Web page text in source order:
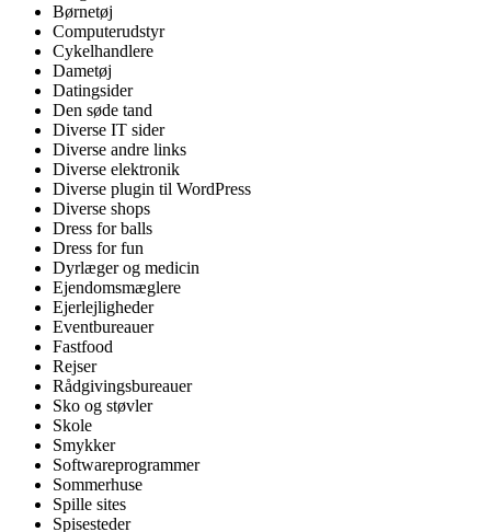
Børnetøj
Computerudstyr
Cykelhandlere
Dametøj
Datingsider
Den søde tand
Diverse IT sider
Diverse andre links
Diverse elektronik
Diverse plugin til WordPress
Diverse shops
Dress for balls
Dress for fun
Dyrlæger og medicin
Ejendomsmæglere
Ejerlejligheder
Eventbureauer
Fastfood
Rejser
Rådgivingsbureauer
Sko og støvler
Skole
Smykker
Softwareprogrammer
Sommerhuse
Spille sites
Spisesteder